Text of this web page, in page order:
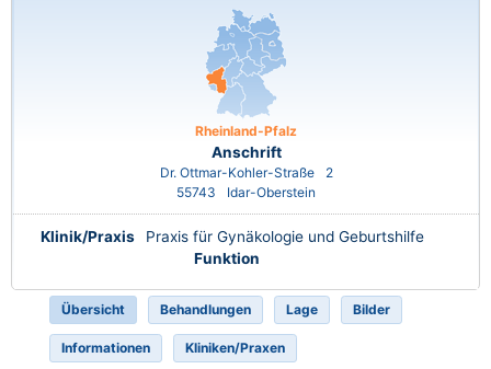
Rheinland-Pfalz
Anschrift
Dr. Ottmar-Kohler-Straße
2
55743
Idar-Oberstein
Klinik/Praxis
Praxis für Gynäkologie und Geburtshilfe
Funktion
Übersicht Behandlungen Lage Bilder
Informationen Kliniken/Praxen